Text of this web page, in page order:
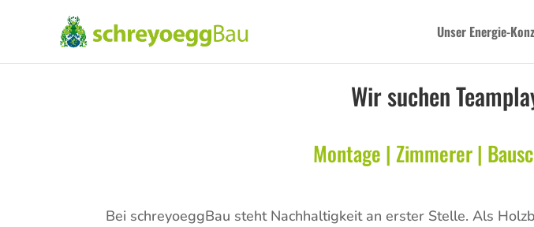
Unser Energie-
Wir suchen
Montage | Zimmerer |
Bei schreyoeggBau steht Nachhaltigkeit an erster Stelle. Als